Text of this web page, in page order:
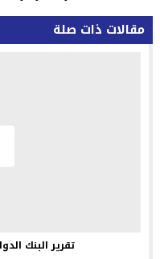
مقالات ذات صلة
تقرير البنك